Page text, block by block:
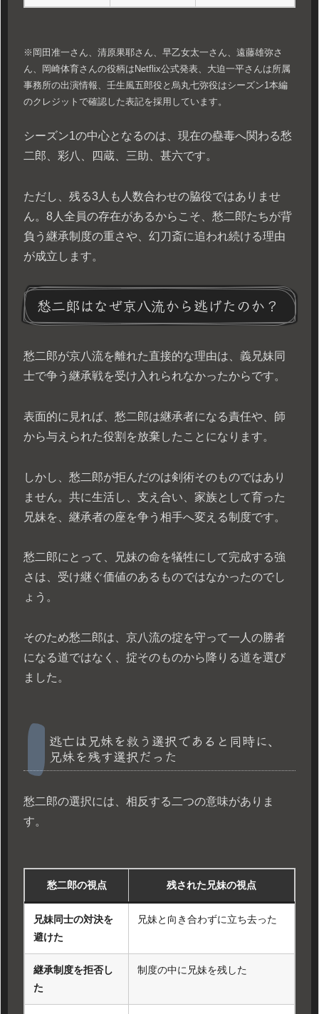
※岡田准一さん、清原果耶さん、早乙女太一さん、遠藤雄弥さ
ん、岡崎体育さんの役柄はNetflix公式発表、大迫一平さんは所属
事務所の出演情報、壬生風五郎役と烏丸七弥役はシーズン1本編
のクレジットで確認した表記を採用しています。
シーズン1の中心となるのは、現在の蠱毒へ関わる愁
二郎、彩八、四蔵、三助、甚六です。
ただし、残る3人も人数合わせの脇役ではありませ
ん。8人全員の存在があるからこそ、愁二郎たちが背
負う継承制度の重さや、幻刀斎に追われ続ける理由
が成立します。
愁二郎はなぜ京八流から逃げたのか？
愁二郎が京八流を離れた直接的な理由は、義兄妹同
士で争う継承戦を受け入れられなかったからです。
表面的に見れば、愁二郎は継承者になる責任や、師
から与えられた役割を放棄したことになります。
しかし、愁二郎が拒んだのは剣術そのものではあり
ません。共に生活し、支え合い、家族として育った
兄妹を、継承者の座を争う相手へ変える制度です。
愁二郎にとって、兄妹の命を犠牲にして完成する強
さは、受け継ぐ価値のあるものではなかったのでし
ょう。
そのため愁二郎は、京八流の掟を守って一人の勝者
になる道ではなく、掟そのものから降りる道を選び
ました。
逃亡は兄妹を救う選択であると同時に、
兄妹を残す選択だった
愁二郎の選択には、相反する二つの意味がありま
す。
愁二郎の視点 残された兄妹の視点
兄妹同士の対決を
避けた
兄妹と向き合わずに立ち去った
継承制度を拒否し
た
制度の中に兄妹を残した